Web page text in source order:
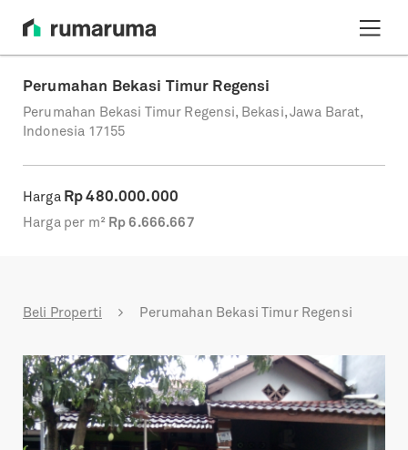
Perumahan Bekasi Timur Regensi
Perumahan Bekasi Timur Regensi, Bekasi, Jawa Barat,
Indonesia 17155
Harga Rp480.000.000
Harga per m² Rp 6.666.667
Beli Properti Perumahan Bekasi Timur Regensi
Previous